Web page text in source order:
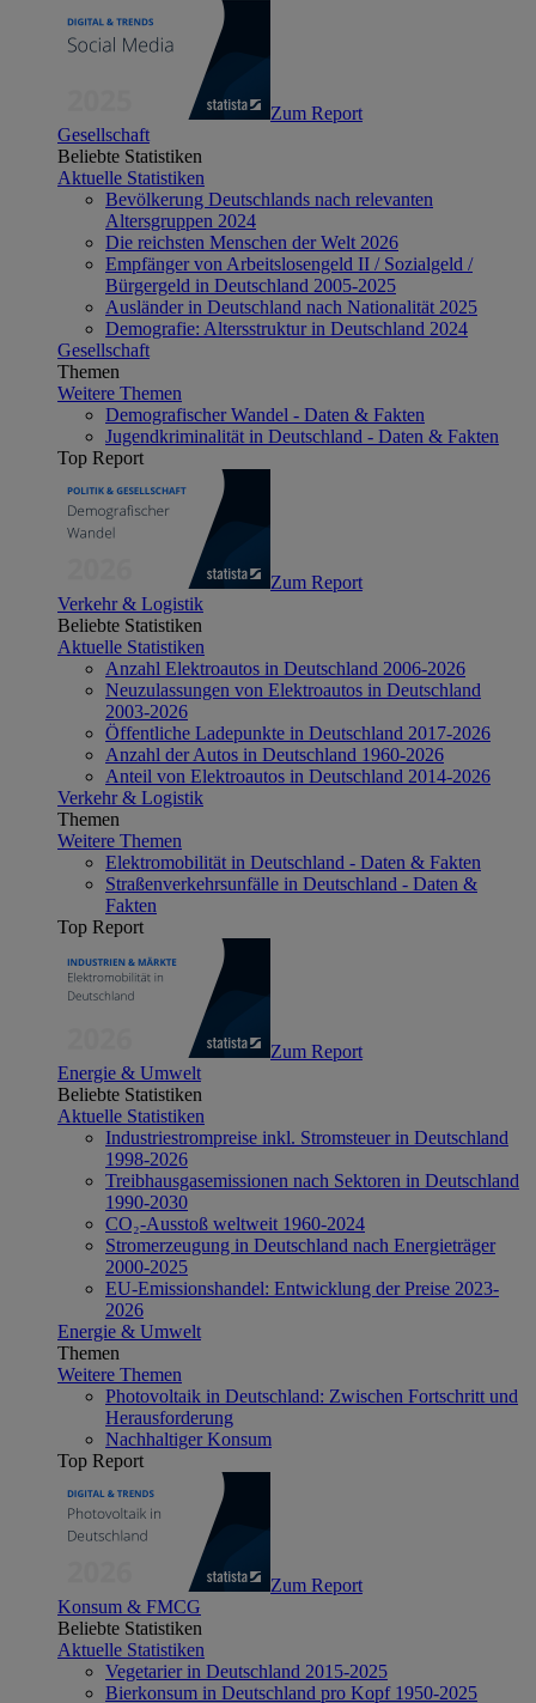
Zum Report
Gesellschaft
Beliebte Statistiken
Aktuelle Statistiken
Bevölkerung Deutschlands nach relevanten
Altersgruppen 2024
Die reichsten Menschen der Welt 2026
Empfänger von Arbeitslosengeld II / Sozialgeld /
Bürgergeld in Deutschland 2005-2025
Ausländer in Deutschland nach Nationalität 2025
Demografie: Altersstruktur in Deutschland 2024
Gesellschaft
Themen
Weitere Themen
Demografischer Wandel - Daten & Fakten
Jugendkriminalität in Deutschland - Daten & Fakten
Top Report
Zum Report
Verkehr & Logistik
Beliebte Statistiken
Aktuelle Statistiken
Anzahl Elektroautos in Deutschland 2006-2026
Neuzulassungen von Elektroautos in Deutschland
2003-2026
Öffentliche Ladepunkte in Deutschland 2017-2026
Anzahl der Autos in Deutschland 1960-2026
Anteil von Elektroautos in Deutschland 2014-2026
Verkehr & Logistik
Themen
Weitere Themen
Elektromobilität in Deutschland - Daten & Fakten
Straßenverkehrsunfälle in Deutschland - Daten &
Fakten
Top Report
Zum Report
Energie & Umwelt
Beliebte Statistiken
Aktuelle Statistiken
Industriestrompreise inkl. Stromsteuer in Deutschland
1998-2026
Treibhausgasemissionen nach Sektoren in Deutschland
1990-2030
CO₂-Ausstoß weltweit 1960-2024
Stromerzeugung in Deutschland nach Energieträger
2000-2025
EU-Emissionshandel: Entwicklung der Preise 2023-
2026
Energie & Umwelt
Themen
Weitere Themen
Photovoltaik in Deutschland: Zwischen Fortschritt und
Herausforderung
Nachhaltiger Konsum
Top Report
Zum Report
Konsum & FMCG
Beliebte Statistiken
Aktuelle Statistiken
Vegetarier in Deutschland 2015-2025
Bierkonsum in Deutschland pro Kopf 1950-2025